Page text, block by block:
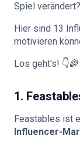
Spiel verändert?
Hier sind 13
motivieren
Los geht's! 👇🌈
1.
Feastables ist
Influencer-